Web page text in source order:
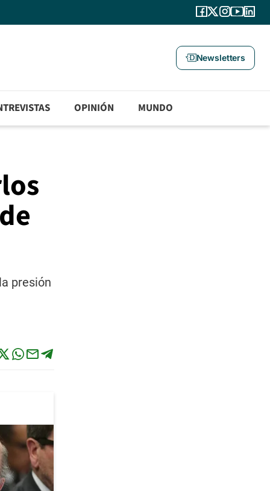
Newsletters
OPINIÓN MUNDO
presión